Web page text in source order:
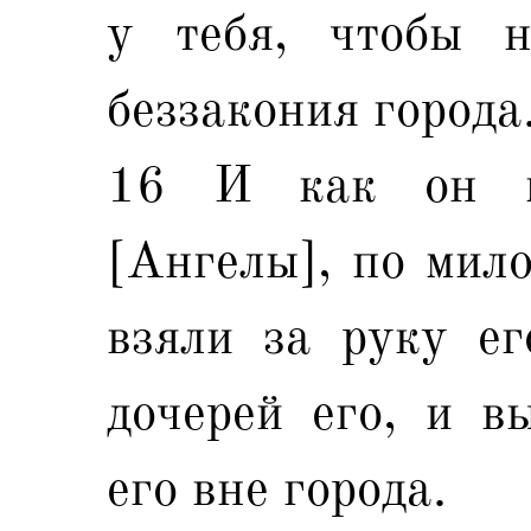
у тебя, чтобы
беззакония
16 И как он
[Ангелы], по
взяли за руку
дочерей его, и
его вне города.